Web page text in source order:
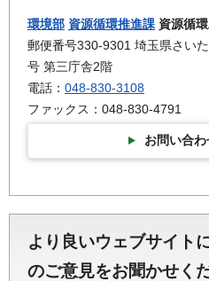
環境部 資源循環推進課 資源循
郵便番号330-9301 埼玉県さい
号 第三庁舎2階
電話： 048-830-3108
ファックス：048-830-4791
お問い合
より良いウェブサイト
のご意見をお聞かせく